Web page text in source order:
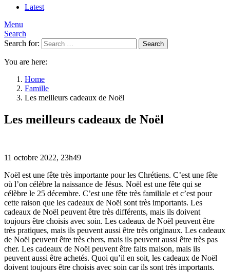
Latest
Menu
Search
Search for:
Search
You are here:
Home
Famille
Les meilleurs cadeaux de Noël
Les meilleurs cadeaux de Noël
11 octobre 2022, 23h49
Noël est une fête très importante pour les Chrétiens. C’est une fête
où l’on célèbre la naissance de Jésus. Noël est une fête qui se
célèbre le 25 décembre. C’est une fête très familiale et c’est pour
cette raison que les cadeaux de Noël sont très importants. Les
cadeaux de Noël peuvent être très différents, mais ils doivent
toujours être choisis avec soin. Les cadeaux de Noël peuvent être
très pratiques, mais ils peuvent aussi être très originaux. Les cadeaux
de Noël peuvent être très chers, mais ils peuvent aussi être très pas
cher. Les cadeaux de Noël peuvent être faits maison, mais ils
peuvent aussi être achetés. Quoi qu’il en soit, les cadeaux de Noël
doivent toujours être choisis avec soin car ils sont très importants.